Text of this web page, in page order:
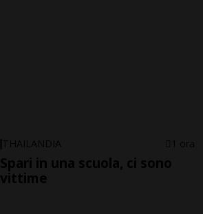
THAILANDIA 1 ora
Spari in una scuola, ci sono
vittime